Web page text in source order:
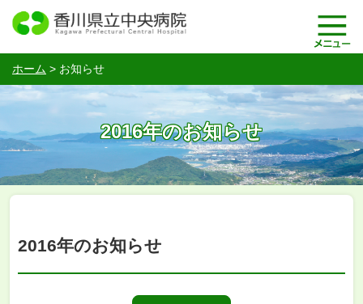
ホーム > お知らせ
2016年のお知らせ
2016年のお知らせ